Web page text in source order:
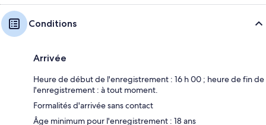
Conditions
Arrivée
Heure de début de l'enregistrement : 16 h 00 ; heure de fin de
l'enregistrement : à tout moment.
Formalités d'arrivée sans contact
Âge minimum pour l'enregistrement : 18 ans